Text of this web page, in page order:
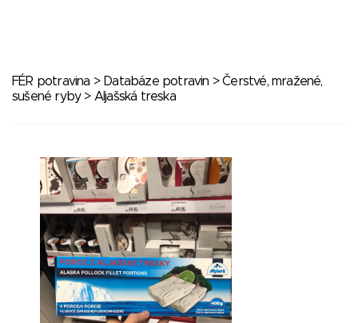
FÉR potravina > Databáze potravin >Čerstvé, mražené,
sušené ryby> Aljašská treska